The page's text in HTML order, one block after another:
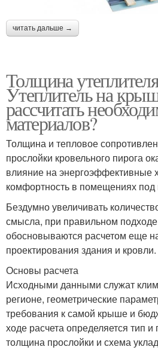
читать дальше →
Толщина
Утеплитель на
рассчитать
материалов?
Толщина и тепловое
прослойки кровельного пирога
влияние на энергоэффективные
комфортность в помещениях
Бездумно увеличивать
смысла, при правильном
обосновываются расчетом еще
проектирования здания и кровли.
Основы расчета
Исходными данными служат
регионе, геометрические
требования к самой крыше и
ходе расчета определяется тип
толщина прослойки и схема